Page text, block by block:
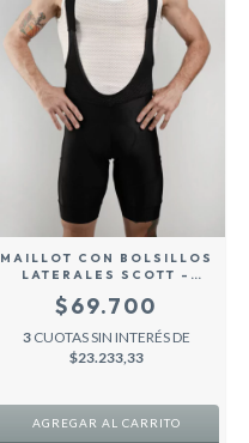
MAILLOT CON BOLSILLOS
LATERALES SCOTT -
$69.700
3 CUOTAS SIN INTERÉS DE
$23.233,33
AGREGAR AL CARRITO